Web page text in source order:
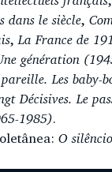
dans le siècle,
,La France de
génération
Les baby-
Décisives.Le
1985).
O